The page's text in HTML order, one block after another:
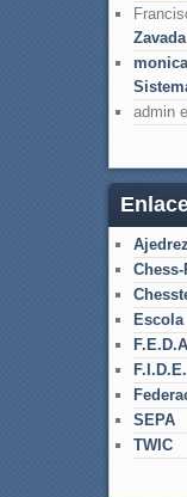
Zavada
admin
Escola
F.I.D.E.
SEPA
TWIC